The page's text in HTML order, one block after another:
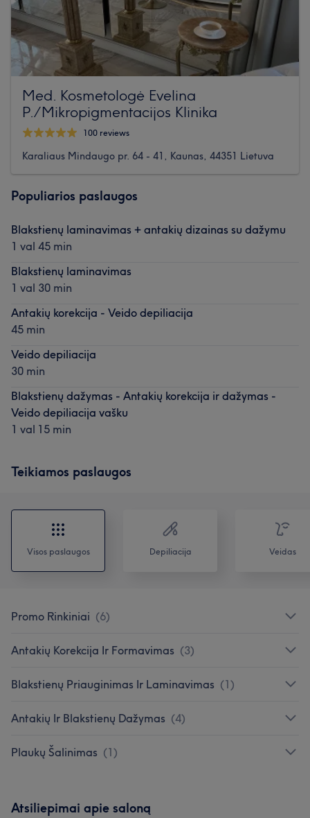
Med. Kosmetologė Evelina
P./Mikropigmentacijos Klinika
100 reviews
Karaliaus Mindaugo pr. 64 - 41, Kaunas, 44351 Lietuva
Populiarios paslaugos
Blakstienų laminavimas + antakių dizainas su dažymu
1 val 45 min
Blakstienų laminavimas
1 val 30 min
Antakių korekcija - Veido depiliacija
45 min
Veido depiliacija
30 min
Blakstienų dažymas - Antakių korekcija ir dažymas -
Veido depiliacija vašku
1 val 15 min
Teikiamos paslaugos
Visos paslaugos Depiliacija Veidas
Promo Rinkiniai (6)
Antakių Korekcija Ir Formavimas (3)
Blakstienų Priauginimas Ir Laminavimas (1)
Antakių Ir Blakstienų Dažymas (4)
Plaukų Šalinimas (1)
Atsiliepimai apie saloną